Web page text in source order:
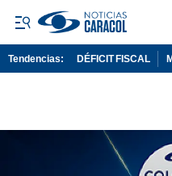
Tendencias: DÉFICIT FISCAL